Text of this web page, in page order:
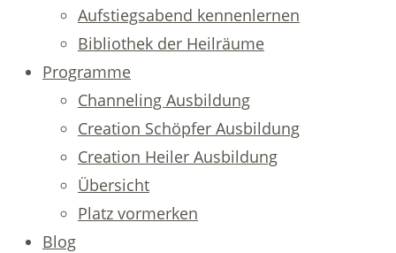
Aufstiegsabend kennenlernen
Bibliothek der Heilräume
Programme
Channeling Ausbildung
Creation Schöpfer Ausbildung
Creation Heiler Ausbildung
Übersicht
Platz vormerken
Blog